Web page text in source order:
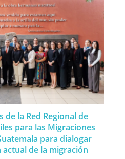
de la Red Regional de
para las Migraciones
para dialogar
de la migración